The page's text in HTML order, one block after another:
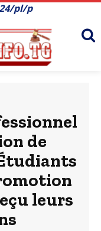
pl/p
de
leurs